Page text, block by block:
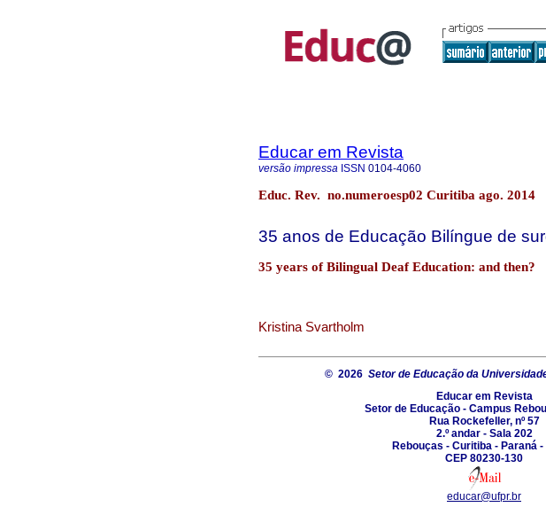
Educar em Revista
versão impressa ISSN 0104-4060
Educ. Rev. no.numeroesp02 Curitiba ago. 2014
35 anos de Educação Bilíngue de
35 years of Bilingual Deaf Education: and then?
Kristina Svartholm
© 2026 Setor de Educação da
Educar em Revista
Setor de Educação - Campus
Rua Rockefeller, nº 57
2.º andar - Sala 202
Rebouças - Curitiba - Paraná -
CEP 80230-130
educar@ufpr.br